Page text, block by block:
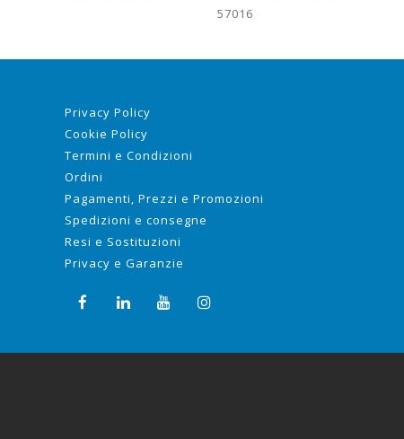
57016
Privacy Policy
Cookie Policy
Termini e Condizioni
Ordini
Pagamenti, Prezzi e Promozioni
Spedizioni e consegne
Resi e Sostituzioni
Privacy e Garanzie